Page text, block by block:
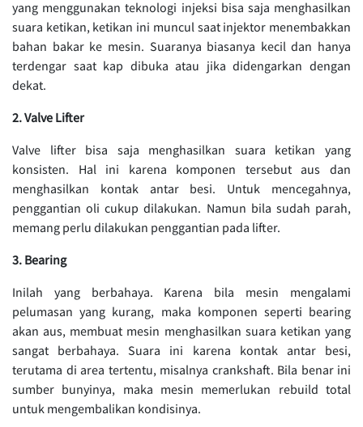
yang menggunakan teknologi injeksi bisa saja menghasilkan
suara ketikan, ketikan ini muncul saat injektor menembakkan
bahan bakar ke mesin. Suaranya biasanya kecil dan hanya
terdengar saat kap dibuka atau jika didengarkan dengan
dekat.
2. Valve Lifter
Valve lifter bisa saja menghasilkan suara ketikan yang
konsisten. Hal ini karena komponen tersebut aus dan
menghasilkan kontak antar besi. Untuk mencegahnya,
penggantian oli cukup dilakukan. Namun bila sudah parah,
memang perlu dilakukan penggantian pada lifter.
3. Bearing
Inilah yang berbahaya. Karena bila mesin mengalami
pelumasan yang kurang, maka komponen seperti bearing
akan aus, membuat mesin menghasilkan suara ketikan yang
sangat berbahaya. Suara ini karena kontak antar besi,
terutama di area tertentu, misalnya crankshaft. Bila benar ini
sumber bunyinya, maka mesin memerlukan rebuild total
untuk mengembalikan kondisinya.